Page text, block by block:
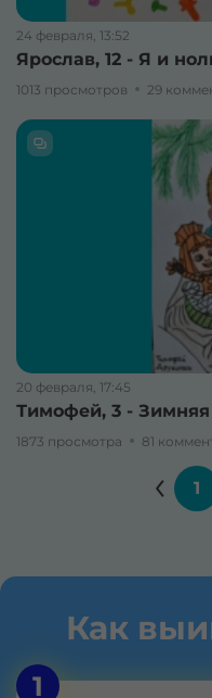
24 февраля, 13:52
Ярослав, 12 - Я и
1013 просмотров 29
20 февраля, 17:45
Тимофей, 3 - Зимняя
1873 просмотра 81
1
Как
1